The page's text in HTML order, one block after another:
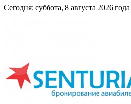
Сегодня: суббота, 8 августа 2026 года